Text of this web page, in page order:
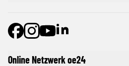
Online Netzwerk oe24